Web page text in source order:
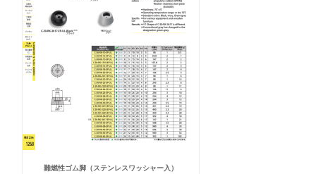
難燃性ゴム脚（ステンレスワッシャー入）